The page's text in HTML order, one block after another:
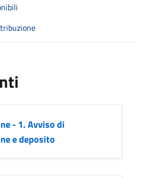
- 1. Avviso di
e deposito